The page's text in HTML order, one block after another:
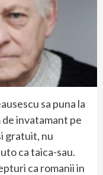
sa puna la
invatamant pe
gratuit, nu
ca taica-sau.
ca romanii in